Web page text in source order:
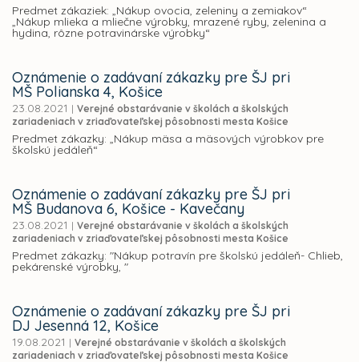
Predmet zákaziek: „Nákup ovocia, zeleniny a zemiakov“
„Nákup mlieka a mliečne výrobky, mrazené ryby, zelenina a
hydina, rôzne potravinárske výrobky“
Oznámenie o zadávaní zákazky pre ŠJ pri
MŠ Polianska 4, Košice
23.08.2021 | Verejné obstarávanie v školách a školských
zariadeniach v zriaďovateľskej pôsobnosti mesta Košice
Predmet zákazky: „Nákup mäsa a mäsových výrobkov pre
školskú jedáleň“
Oznámenie o zadávaní zákazky pre ŠJ pri
MŠ Budanova 6, Košice - Kavečany
23.08.2021 | Verejné obstarávanie v školách a školských
zariadeniach v zriaďovateľskej pôsobnosti mesta Košice
Predmet zákazky: "Nákup potravín pre školskú jedáleň- Chlieb,
pekárenské výrobky, "
Oznámenie o zadávaní zákazky pre ŠJ pri
DJ Jesenná 12, Košice
19.08.2021 | Verejné obstarávanie v školách a školských
zariadeniach v zriaďovateľskej pôsobnosti mesta Košice